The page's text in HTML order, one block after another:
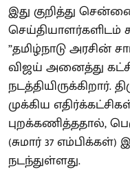
இது குறித்து
செய்தியாளர்களிடம்
”தமிழ்நாடு அரசின்
விஜய் அனைத்து
நடத்தியிருக்கிறார்.
முக்கிய
புறக்கணித்ததால்,
(சுமார் 37
நடந்துள்ளது.